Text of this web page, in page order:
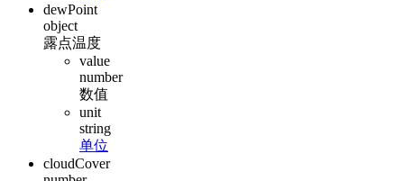
dewPoint
object
露点温度
value
number
数值
unit
string
单位
cloudCover